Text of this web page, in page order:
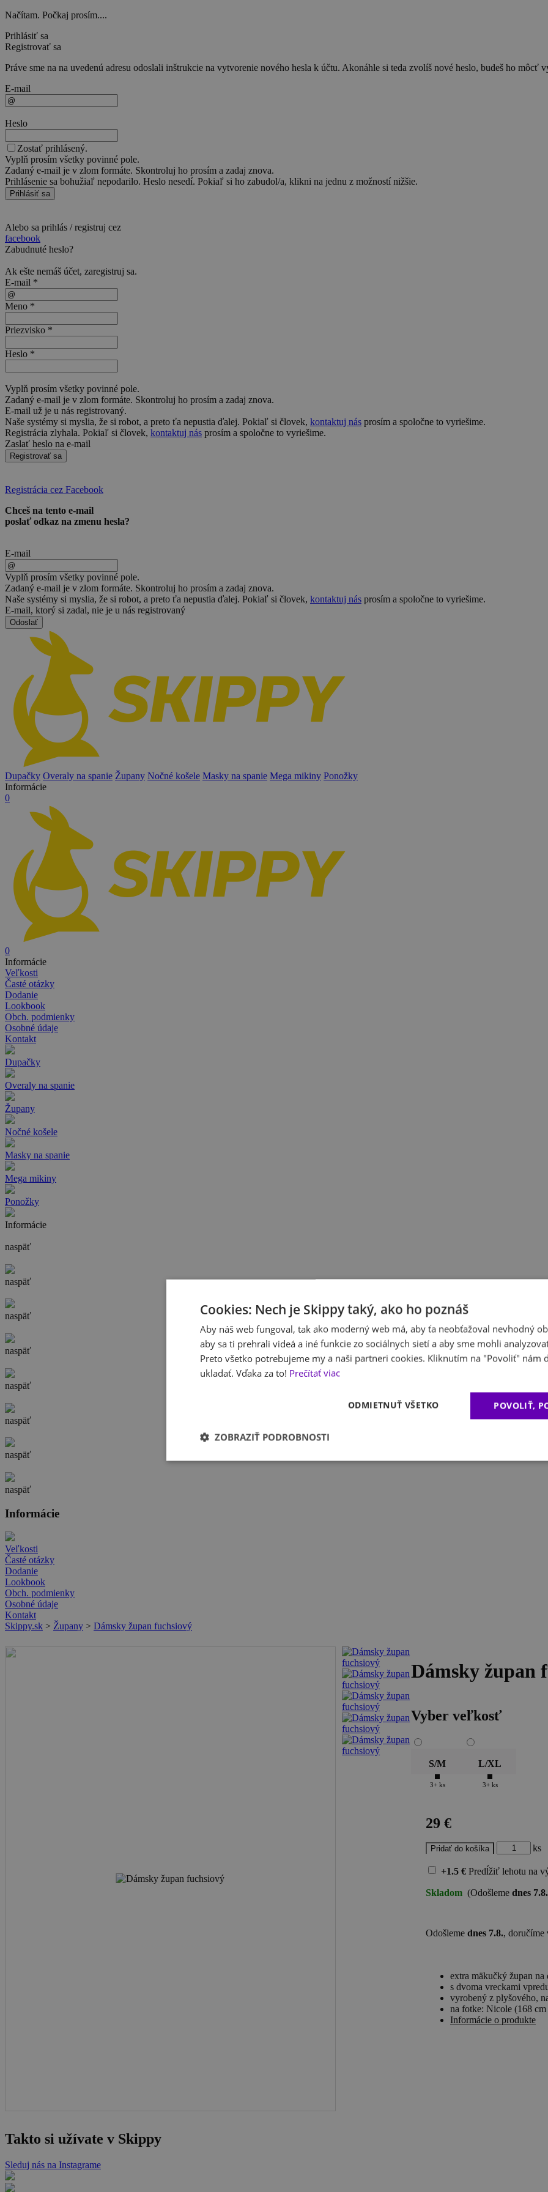
Načítam. Počkaj prosím....
Prihlásiť sa
Registrovať sa
Práve sme na na uvedenú adresu odoslali inštrukcie na vytvorenie nového hesla k účtu. Akonáhle si teda zvolíš nové heslo, budeš ho môcť
E-mail
Heslo
Zostať prihlásený.
Vyplň prosím všetky povinné pole.
Zadaný e-mail je v zlom formáte. Skontroluj ho prosím a zadaj znova.
Prihlásenie sa bohužiaľ nepodarilo. Heslo nesedí. Pokiaľ si ho zabudol/a, klikni na jednu z možností nižšie.
Prihlásiť sa
Alebo sa prihlás / registruj cez
facebook
Zabudnuté heslo?
Ak ešte nemáš účet, zaregistruj sa.
E-mail *
Meno *
Priezvisko *
Heslo *
Vyplň prosím všetky povinné pole.
Zadaný e-mail je v zlom formáte. Skontroluj ho prosím a zadaj znova.
E-mail už je u nás registrovaný.
Naše systémy si myslia, že si robot, a preto ťa nepustia ďalej. Pokiaľ si človek, kontaktuj nás prosím a spoločne to vyriešime.
Registrácia zlyhala. Pokiaľ si človek, kontaktuj nás prosím a spoločne to vyriešime.
Zaslať heslo na e-mail
Registrovať sa
Registrácia cez Facebook
Chceš na tento e-mail
poslať odkaz na zmenu hesla?
E-mail
Vyplň prosím všetky povinné pole.
Zadaný e-mail je v zlom formáte. Skontroluj ho prosím a zadaj znova.
Naše systémy si myslia, že si robot, a preto ťa nepustia ďalej. Pokiaľ si človek, kontaktuj nás prosím a spoločne to vyriešime.
E-mail, ktorý si zadal, nie je u nás registrovaný
Odoslať
Dupačky Overaly na spanie Župany Nočné košele Masky na spanie Mega mikiny Ponožky
Informácie
0
0
Informácie
Veľkosti
Časté otázky
Dodanie
Lookbook
Obch. podmienky
Osobné údaje
Kontakt
Dupačky
Overaly na spanie
Župany
Nočné košele
Masky na spanie
Mega mikiny
Ponožky
Informácie
naspäť
naspäť
naspäť
naspäť
naspäť
naspäť
naspäť
naspäť
Informácie
Veľkosti
Časté otázky
Dodanie
Lookbook
Obch. podmienky
Osobné údaje
Kontakt
Skippy.sk > Župany > Dámsky župan fuchsiový
Dámsky župan
Vyber veľkosť
S/M
3+ ks
L/XL
3+ ks
29 €
ks
+1.5 € Predĺžiť lehotu na
Skladom (Odošleme dnes 7.8.
Odošleme dnes 7.8., doručíme
extra mäkučký župan na
s dvoma vreckami
vyrobený z plyšového,
na fotke: Nicole (168
Informácie o produkte
Takto si užívate v Skippy
Sleduj nás na Instagrame
Cookies: Nech je Skippy taký, ako ho poznáš
Aby náš web fungoval, tak ako moderný web má, aby ťa neobťažoval nevhodný
aby sa ti prehrali videá a iné funkcie zo sociálnych sietí a aby sme mohli
Preto všetko potrebujeme my a naši partneri cookies. Kliknutím na "Povoliť" nám
ukladať. Vďaka za to! Prečítať viac
POVOLIŤ,
ODMIETNUŤ VŠETKO
ZOBRAZIŤ PODROBNOSTI